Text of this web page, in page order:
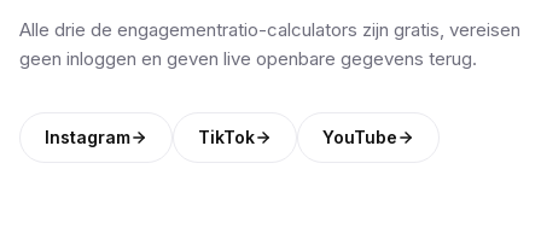
Alle drie de engagementratio-calculators zijn gratis, vereisen
geen inloggen en geven live openbare gegevens terug.
Instagram TikTok YouTube